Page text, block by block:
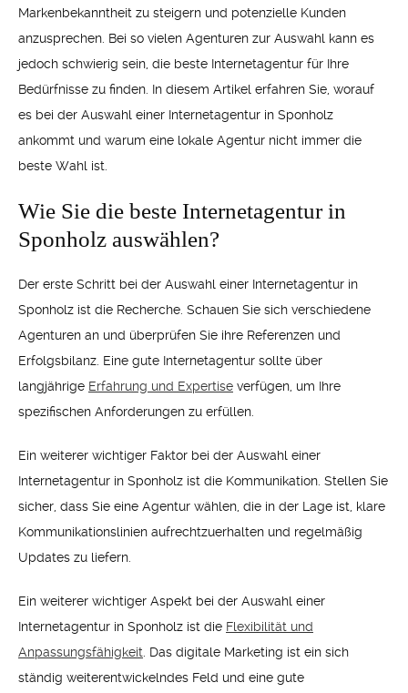
Markenbekanntheit zu steigern und potenzielle Kunden
anzusprechen. Bei so vielen Agenturen zur Auswahl kann es
jedoch schwierig sein, die beste Internetagentur für Ihre
Bedürfnisse zu finden. In diesem Artikel erfahren Sie, worauf
es bei der Auswahl einer Internetagentur in Sponholz
ankommt und warum eine lokale Agentur nicht immer die
beste Wahl ist.
Wie Sie die beste Internetagentur in
Sponholz auswählen?
Der erste Schritt bei der Auswahl einer Internetagentur in
Sponholz ist die Recherche. Schauen Sie sich verschiedene
Agenturen an und überprüfen Sie ihre Referenzen und
Erfolgsbilanz. Eine gute Internetagentur sollte über
langjährige Erfahrung und Expertise verfügen, um Ihre
spezifischen Anforderungen zu erfüllen.
Ein weiterer wichtiger Faktor bei der Auswahl einer
Internetagentur in Sponholz ist die Kommunikation. Stellen Sie
sicher, dass Sie eine Agentur wählen, die in der Lage ist, klare
Kommunikationslinien aufrechtzuerhalten und regelmäßig
Updates zu liefern.
Ein weiterer wichtiger Aspekt bei der Auswahl einer
Internetagentur in Sponholz ist die Flexibilität und
Anpassungsfähigkeit . Das digitale Marketing ist ein sich
ständig weiterentwickelndes Feld und eine gute